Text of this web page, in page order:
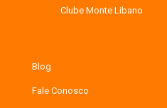
Clube Monte Libano
Blog
Fale Conosco